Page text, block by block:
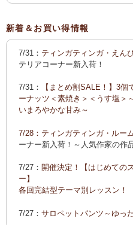
ティンガティンガ・アート【
【全国送料無料サービス】タ
パイス・デーツ・乳香・モリ
2025新刊！「アフリカのむか
カンガ～アフリカの生活布～
荷！
花柄、アフリカの面白柄、ジ
カンガ 会員様お買い得！
定生産記念カンガ 会員セール中
「ポイントカーニバル」開催
◆お買い上げ商品へのご感想
えるポイントプレゼント！詳し
新着＆お買い得情報
7/31： ティンガティンガ・えん
テリアコーナー新入荷！
7/31：
【まとめ割SALE！】3
ーナッツ＜素焼き＞＜うす塩＞
いまろやかな甘み～
7/28： ティンガティンガ・ルー
ーナー新入荷！～人気作家の作
7/27： 開催決定！【はじめての
ー】
各回完結型テーマ別レッスン！
7/27： サロペットパンツ～ゆっ